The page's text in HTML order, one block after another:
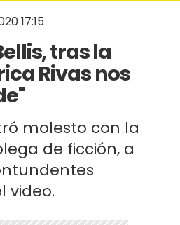
17:15
tras la
Rivas nos
molesto con la
de ficción, a
video.